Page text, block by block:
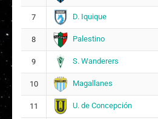
7 D. Iquique
8 Palestino
9 S. Wanderers
10 Magallanes
11 U. de Concepción